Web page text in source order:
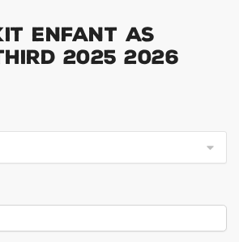
Enfant AS
2025 2026